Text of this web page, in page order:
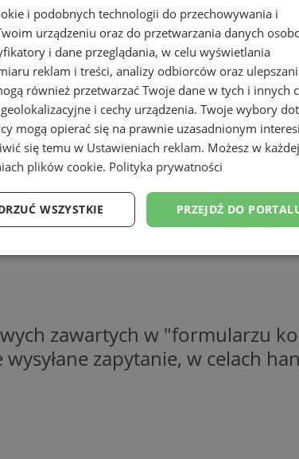
zawartych w "formularzu
zapytanie, w celach
i podobnych technologii do przechowywania i
urządzeniu oraz do przetwarzania danych
i dane przeglądania, w celu wyświetlania
reklam i treści, analizy odbiorców oraz
również przetwarzać Twoje dane w tych i innych
i cechy urządzenia. Twoje wybory
mogą opierać się na prawnie uzasadnionym
się temu w Ustawieniach reklam. Możesz w każdej
plików cookie. Polityka prywatności
PRZEJDŹ DO
WSZYSTKIE
Targetowanie Funkcjonalność
Targetowanie Funkcjonalność Niesklasyfikowane
funkcji strony internetowej, takich jak logowanie
nie można prawidłowo korzystać ze strony internetowej.